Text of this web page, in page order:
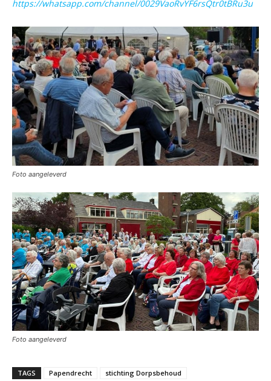
https://whatsapp.com/channel/0029VaoRvYF6rsQtr0tBRu3u
Foto aangeleverd
Foto aangeleverd
TAGS Papendrecht stichting Dorpsbehoud